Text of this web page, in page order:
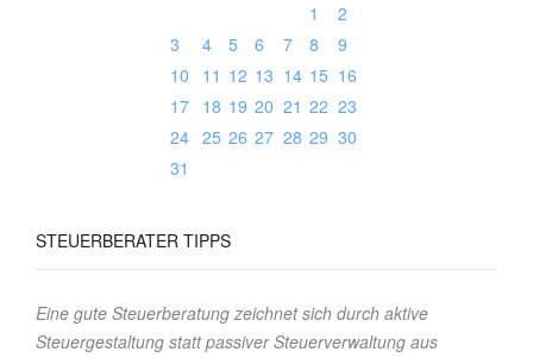
1
2
3
4 5 6 7 8
9
10
11 12 13 14 15 16
17
18 19 20 21 22 23
24 25 26 27 28 29 30
31
STEUERBERATER TIPPS
Eine gute Steuerberatung zeichnet sich durch aktive
Steuergestaltung statt passiver Steuerverwaltung aus